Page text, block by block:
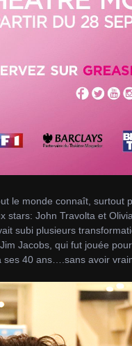
le monde connaît, surtout
stars: John Travolta et
subi plusieurs
Jacobs, qui fut jouée
ses 40 ans….sans avoir